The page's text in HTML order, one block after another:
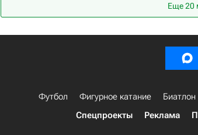
Еще 20
Футбол Фигурное катание Биатлон
Спецпроекты
Реклама